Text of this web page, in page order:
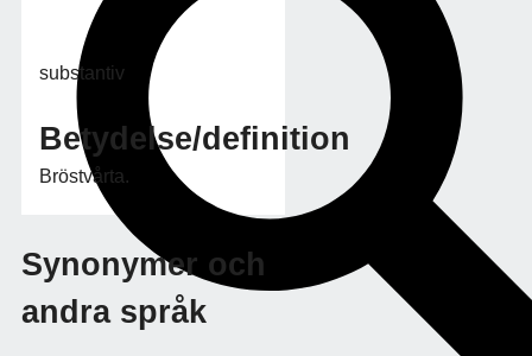
substantiv
Betydelse/definition
Bröstvårta.
Synonymer och
andra språk